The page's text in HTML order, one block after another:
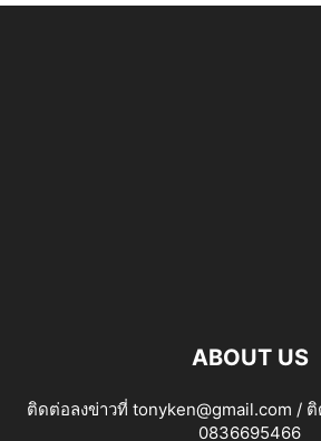
ABOUT US
ติดต่อลงข่าวที่ tonyken@gmail.com /
0836695466